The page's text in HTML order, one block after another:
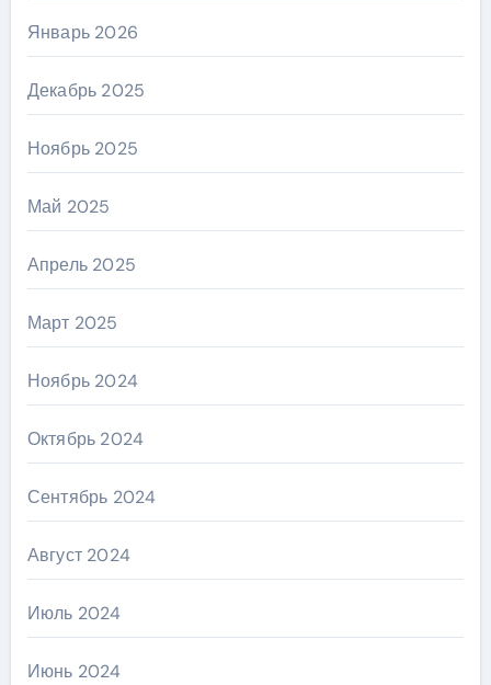
Январь 2026
Декабрь 2025
Ноябрь 2025
Май 2025
Апрель 2025
Март 2025
Ноябрь 2024
Октябрь 2024
Сентябрь 2024
Август 2024
Июль 2024
Июнь 2024